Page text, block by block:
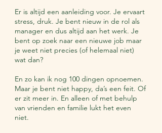
Er is altijd een aanleiding voor. Je ervaart
stress, druk. Je bent nieuw in de rol als
manager en dus altijd aan het werk. Je
bent op zoek naar een nieuwe job maar
je weet niet precies (of helemaal niet)
wat dan?
En zo kan ik nog 100 dingen opnoemen.
Maar je bent niet happy, da’s een feit. Of
er zit meer in. En alleen of met behulp
van vrienden en familie lukt het even
niet.